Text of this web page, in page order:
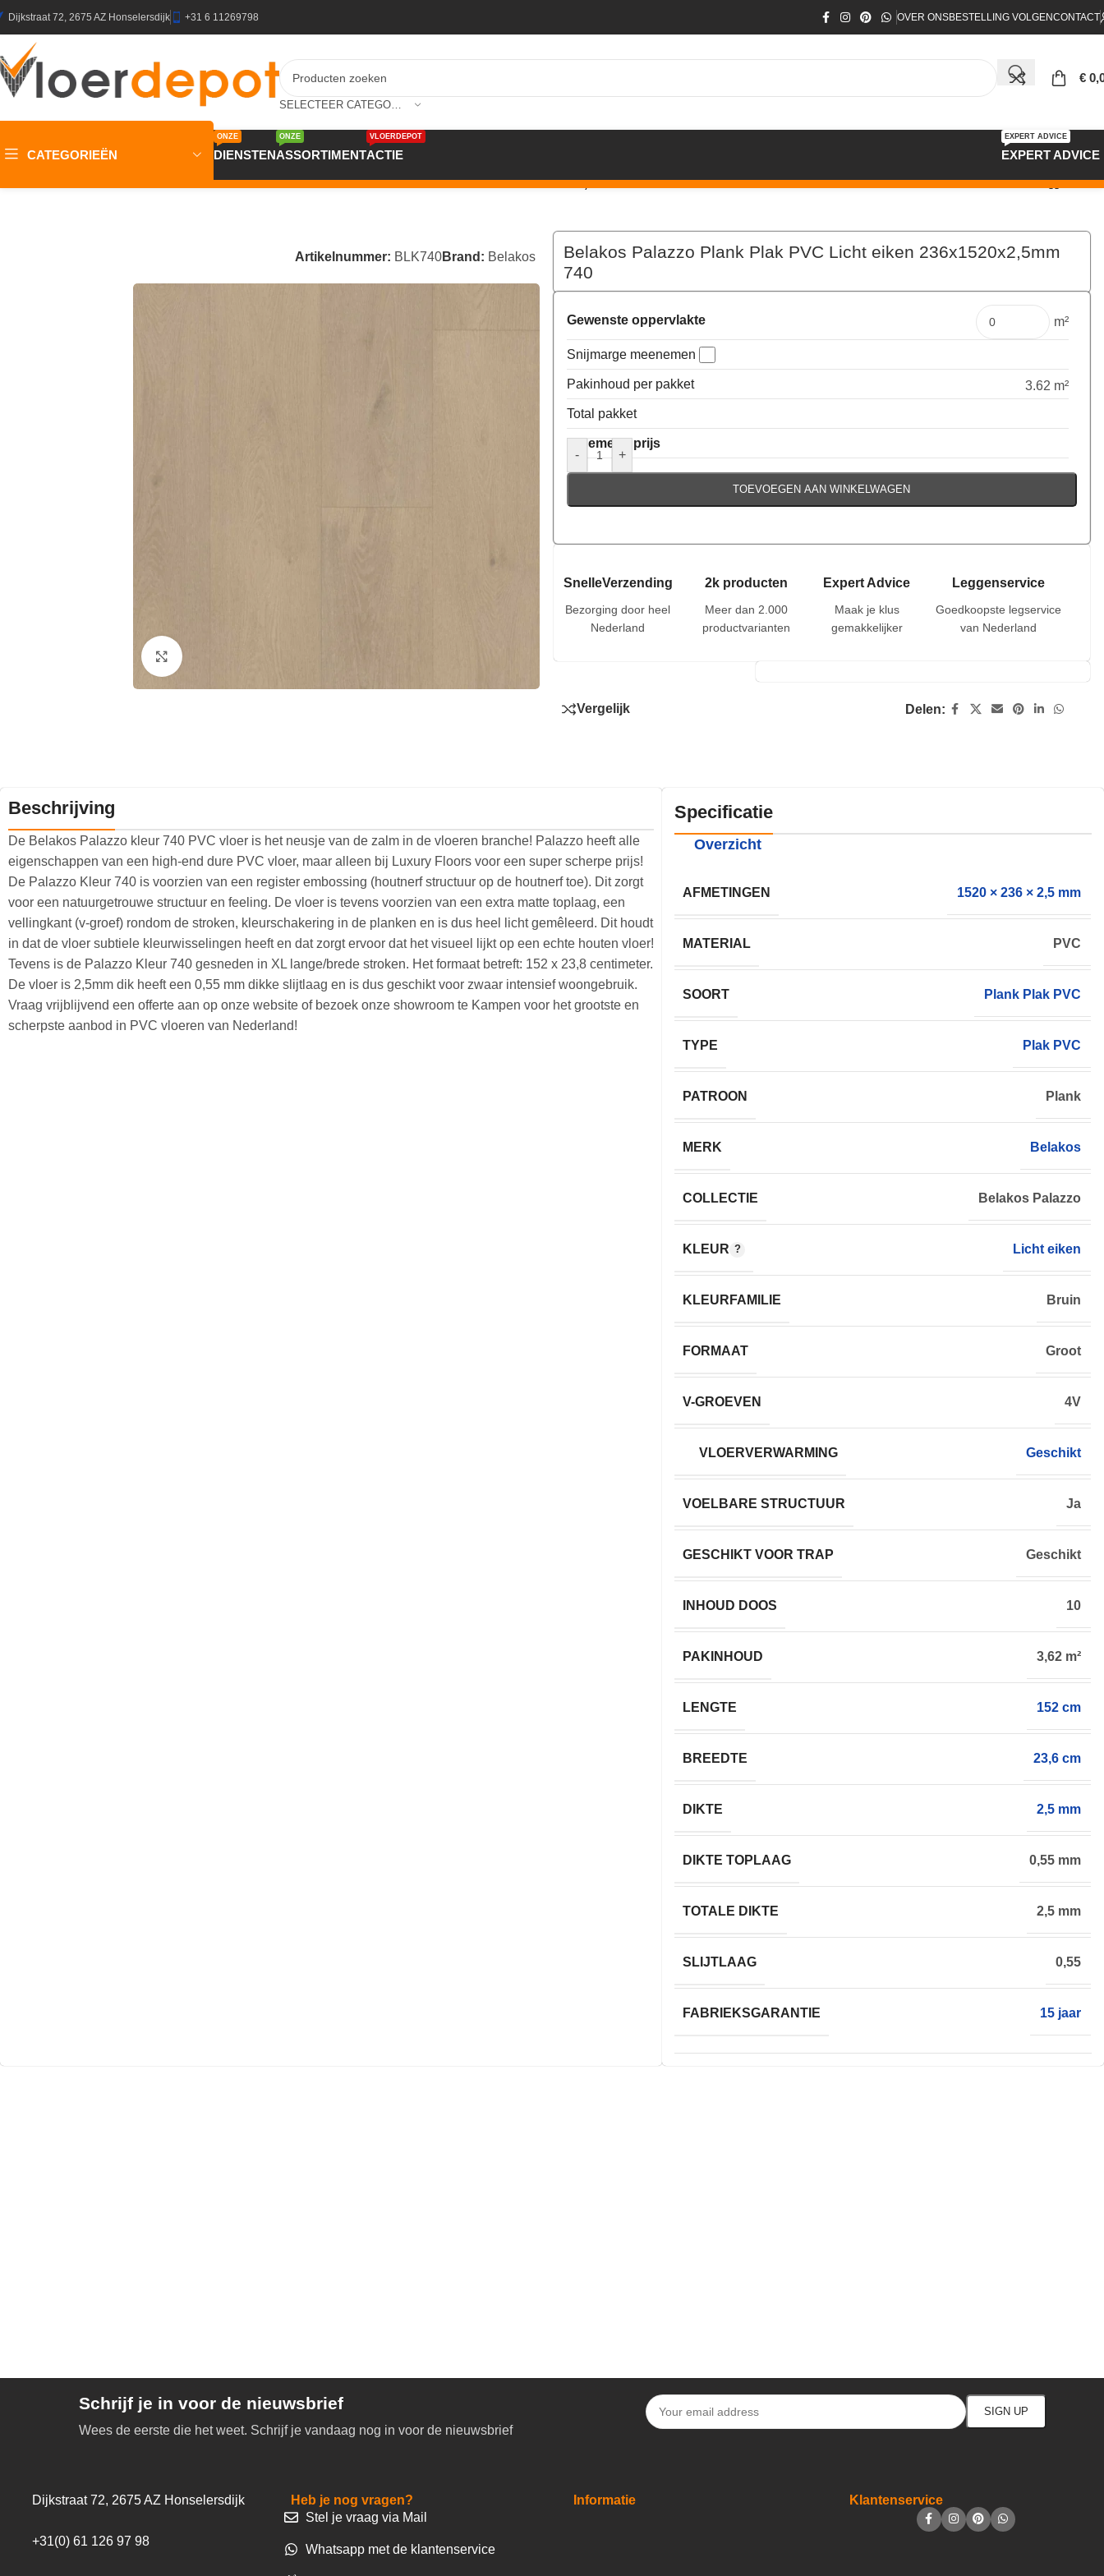
Dijkstraat 72, 2675 AZ Honselersdijk +31 6 11269798 OVER ONSBESTELLING VOLGENCONTACT
€
CATEGORIEËN DIENSTEN
ONZE
ASSORTIMENT
ONZE
ACTIE
VLOERDEPOT
EXPERT ADVICE
EXPERT ADVICE
PVC Vloeren/Belakos Palazzo Plank Plak PVC Licht eiken 236x1520x2,5mm 740
Artikelnummer: BLK740Brand: Belakos
Belakos Palazzo Plank Plak PVC Licht eiken 236x1520x2,5mm
740
€191,97 Pakket
Gewenste oppervlakte m²
Snijmarge meenemen
Pakinhoud per pakket
3.62 m²
Total pakket
Algemene prijs
-
+
TOEVOEGEN AAN WINKELWAGEN
SnelleVerzending
Bezorging door heel
Nederland
2k producten
Meer dan 2.000
productvarianten
Expert Advice
Maak je klus
gemakkelijker
Leggenservice
Goedkoopste legservice
van Nederland
Vergelijk Delen:
Beschrijving
De Belakos Palazzo kleur 740 PVC vloer is het neusje van de zalm in de vloeren branche! Palazzo heeft alle
eigenschappen van een high-end dure PVC vloer, maar alleen bij Luxury Floors voor een super scherpe prijs!
De Palazzo Kleur 740 is voorzien van een register embossing (houtnerf structuur op de houtnerf toe). Dit zorgt
voor een natuurgetrouwe structuur en feeling. De vloer is tevens voorzien van een extra matte toplaag, een
vellingkant (v-groef) rondom de stroken, kleurschakering in de planken en is dus heel licht gemêleerd. Dit houdt
in dat de vloer subtiele kleurwisselingen heeft en dat zorgt ervoor dat het visueel lijkt op een echte houten vloer!
Tevens is de Palazzo Kleur 740 gesneden in XL lange/brede stroken. Het formaat betreft: 152 x 23,8 centimeter.
De vloer is 2,5mm dik heeft een 0,55 mm dikke slijtlaag en is dus geschikt voor zwaar intensief woongebruik.
Vraag vrijblijvend een offerte aan op onze website of bezoek onze showroom te Kampen voor het grootste en
scherpste aanbod in PVC vloeren van Nederland!
Specificatie
Overzicht
AFMETINGEN 1520 × 236 × 2,5 mm
MATERIAL PVC
SOORT Plank Plak PVC
TYPE Plak PVC
PATROON Plank
MERK Belakos
COLLECTIE Belakos Palazzo
KLEUR Licht eiken
KLEURFAMILIE Bruin
FORMAAT Groot
V-GROEVEN 4V
VLOERVERWARMING Geschikt
VOELBARE STRUCTUUR Ja
GESCHIKT VOOR TRAP Geschikt
INHOUD DOOS 10
PAKINHOUD 3,62 m²
LENGTE 152 cm
BREEDTE 23,6 cm
DIKTE 2,5 mm
DIKTE TOPLAAG 0,55 mm
TOTALE DIKTE 2,5 mm
SLIJTLAAG 0,55
FABRIEKSGARANTIE 15 jaar
Schrijf je in voor de nieuwsbrief
Wees de eerste die het weet. Schrijf je vandaag nog in voor de nieuwsbrief
Dijkstraat 72, 2675 AZ Honselersdijk
+31(0) 61 126 97 98
Heb je nog vragen?
Stel je vraag via Mail
Whatsapp met de klantenservice
Informatie Klantenservice